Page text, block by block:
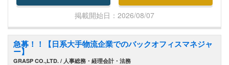
顧客情報の収集および社内関係部署への展開 ・日
本、中国、韓国拠点との連携・調整 ・新製品の量
産立ち上げに向けたプロジェクト推進 ・生産工場
との納期・供給調整 ・既存顧客へのフォローアッ
プおよび関係構築 ・社内外関係者とのコミュニケ
掲載開始日：2026/08/07
急募！！【日系大手物流企業でのバックオフィスマネジャ
ー】
GRASP CO.,LTD. / 人事総務・経理会計・法務